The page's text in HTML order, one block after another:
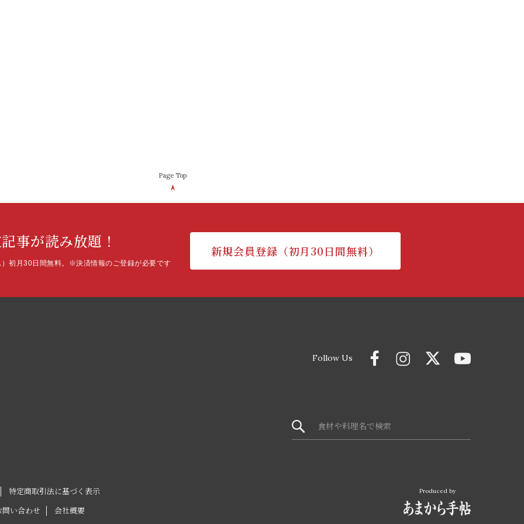
Page Top
事が読み放題！
初月30日間無料。 ※決済情報のご登録が必要です
新規会員登録（初月30日間無料）
Follow Us
特定商取引法に基づく表示
い合わせ
会社概要
Produced by